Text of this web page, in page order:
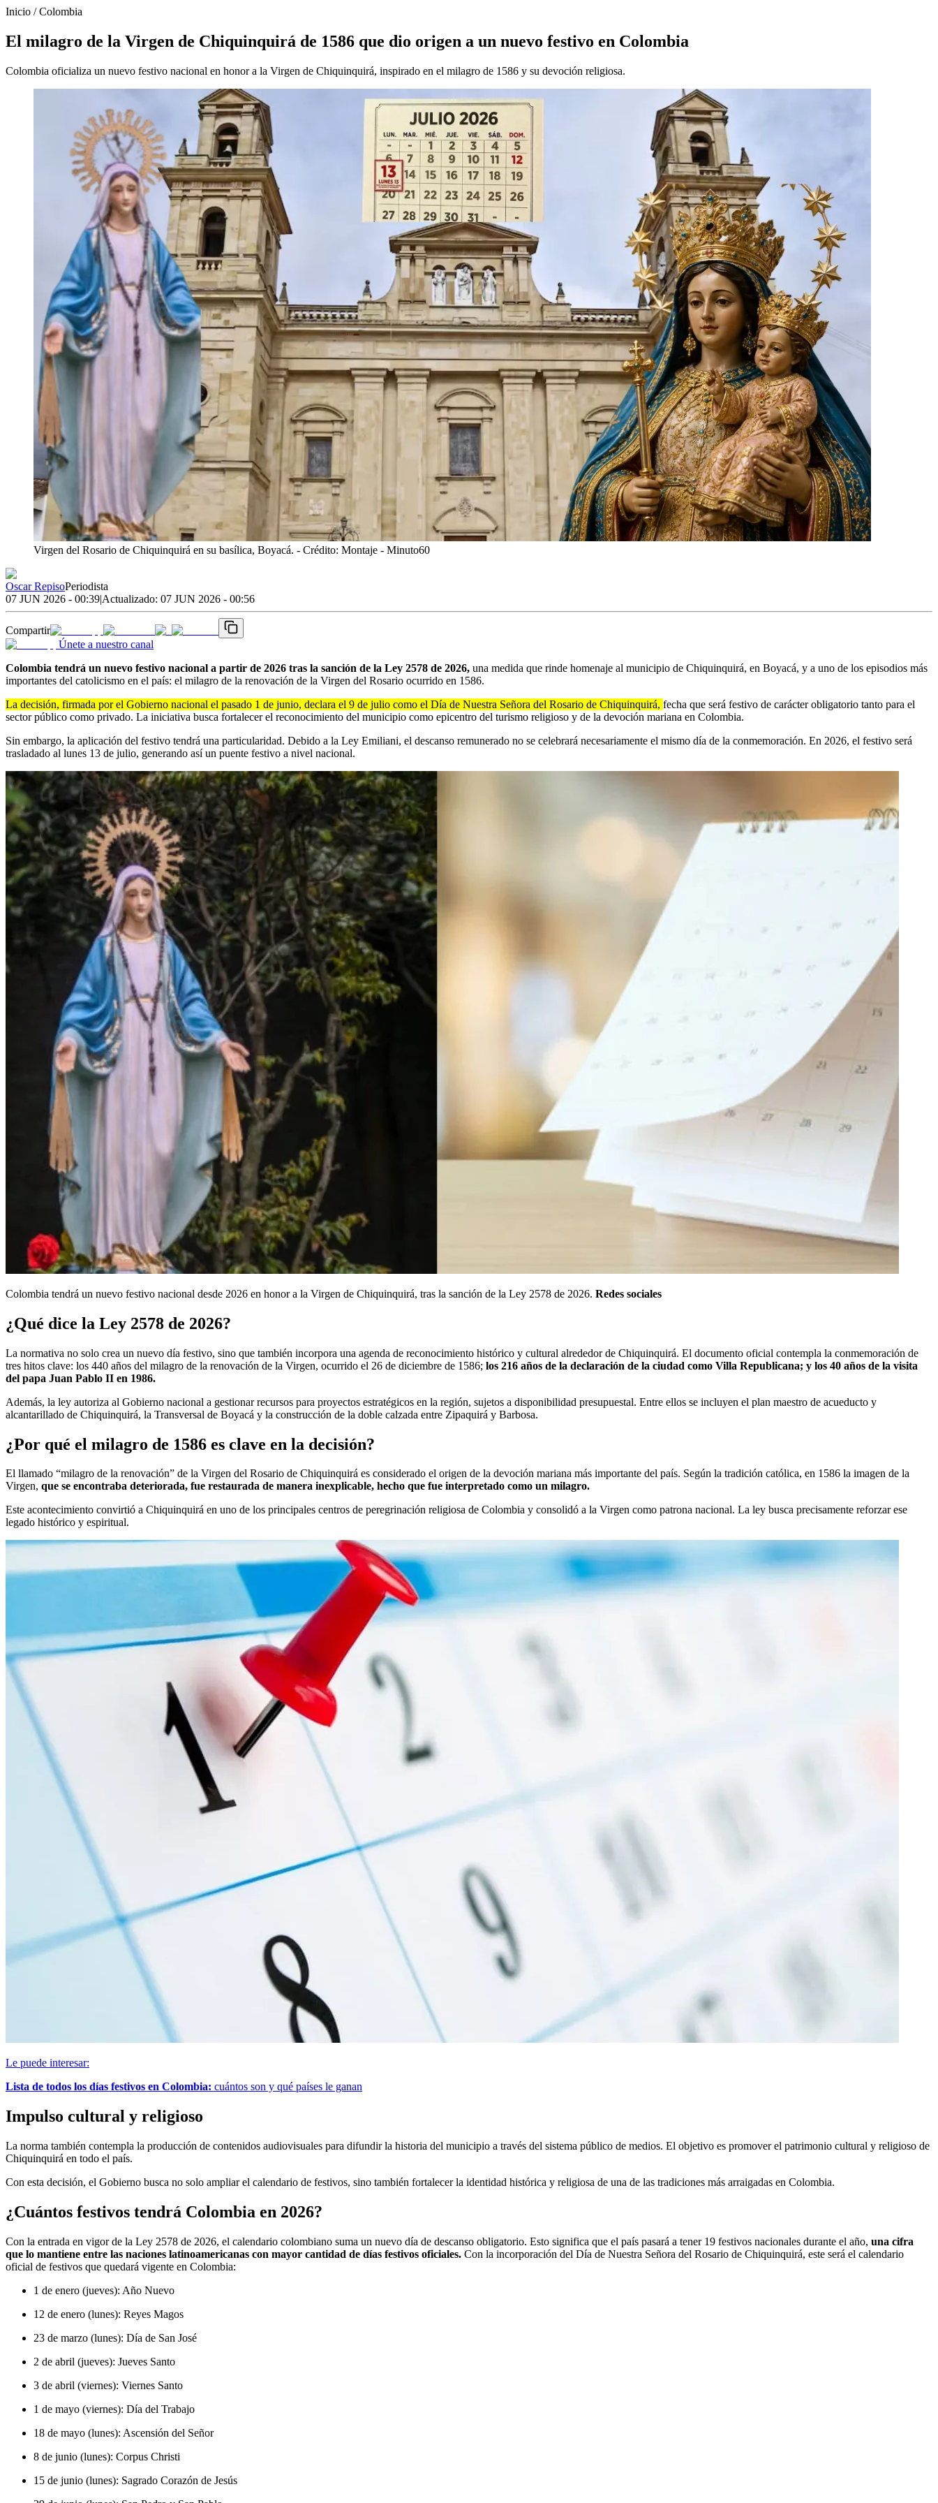
Inicio /Colombia
El milagro de la Virgen de Chiquinquirá de 1586 que dio origen a un nuevo festivo en Colombia
Colombia oficializa un nuevo festivo nacional en honor a la Virgen de Chiquinquirá, inspirado en el milagro de 1586 y su devoción religiosa.
Virgen del Rosario de Chiquinquirá en su basílica, Boyacá. - Crédito: Montaje - Minuto60
Oscar RepisoPeriodista
07 JUN 2026 - 00:39|Actualizado: 07 JUN 2026 - 00:56
Compartir
Únete a nuestro canal
Colombia tendrá un nuevo festivo nacional a partir de 2026 tras la sanción de la Ley 2578 de 2026, una medida que rinde homenaje al municipio de Chiquinquirá, en Boyacá, y a uno de los episodios más
importantes del catolicismo en el país: el milagro de la renovación de la Virgen del Rosario ocurrido en 1586.
La decisión, firmada por el Gobierno nacional el pasado 1 de junio, declara el 9 de julio como el Día de Nuestra Señora del Rosario de Chiquinquirá, fecha que será festivo de carácter obligatorio tanto para el
sector público como privado. La iniciativa busca fortalecer el reconocimiento del municipio como epicentro del turismo religioso y de la devoción mariana en Colombia.
Sin embargo, la aplicación del festivo tendrá una particularidad. Debido a la Ley Emiliani, el descanso remunerado no se celebrará necesariamente el mismo día de la conmemoración. En 2026, el festivo será
trasladado al lunes 13 de julio, generando así un puente festivo a nivel nacional.
Colombia tendrá un nuevo festivo nacional desde 2026 en honor a la Virgen de Chiquinquirá, tras la sanción de la Ley 2578 de 2026. Redes sociales
¿Qué dice la Ley 2578 de 2026?
La normativa no solo crea un nuevo día festivo, sino que también incorpora una agenda de reconocimiento histórico y cultural alrededor de Chiquinquirá. El documento oficial contempla la conmemoración de
tres hitos clave: los 440 años del milagro de la renovación de la Virgen, ocurrido el 26 de diciembre de 1586; los 216 años de la declaración de la ciudad como Villa Republicana; y los 40 años de la visita
del papa Juan Pablo II en 1986.
Además, la ley autoriza al Gobierno nacional a gestionar recursos para proyectos estratégicos en la región, sujetos a disponibilidad presupuestal. Entre ellos se incluyen el plan maestro de acueducto y
alcantarillado de Chiquinquirá, la Transversal de Boyacá y la construcción de la doble calzada entre Zipaquirá y Barbosa.
¿Por qué el milagro de 1586 es clave en la decisión?
El llamado “milagro de la renovación” de la Virgen del Rosario de Chiquinquirá es considerado el origen de la devoción mariana más importante del país. Según la tradición católica, en 1586 la imagen de la
Virgen, que se encontraba deteriorada, fue restaurada de manera inexplicable, hecho que fue interpretado como un milagro.
Este acontecimiento convirtió a Chiquinquirá en uno de los principales centros de peregrinación religiosa de Colombia y consolidó a la Virgen como patrona nacional. La ley busca precisamente reforzar ese
legado histórico y espiritual.
Le puede interesar:
Lista de todos los días festivos en Colombia: cuántos son y qué países le ganan
Impulso cultural y religioso
La norma también contempla la producción de contenidos audiovisuales para difundir la historia del municipio a través del sistema público de medios. El objetivo es promover el patrimonio cultural y religioso de
Chiquinquirá en todo el país.
Con esta decisión, el Gobierno busca no solo ampliar el calendario de festivos, sino también fortalecer la identidad histórica y religiosa de una de las tradiciones más arraigadas en Colombia.
¿Cuántos festivos tendrá Colombia en 2026?
Con la entrada en vigor de la Ley 2578 de 2026, el calendario colombiano suma un nuevo día de descanso obligatorio. Esto significa que el país pasará a tener 19 festivos nacionales durante el año, una cifra
que lo mantiene entre las naciones latinoamericanas con mayor cantidad de días festivos oficiales. Con la incorporación del Día de Nuestra Señora del Rosario de Chiquinquirá, este será el calendario
oficial de festivos que quedará vigente en Colombia:
1 de enero (jueves): Año Nuevo
12 de enero (lunes): Reyes Magos
23 de marzo (lunes): Día de San José
2 de abril (jueves): Jueves Santo
3 de abril (viernes): Viernes Santo
1 de mayo (viernes): Día del Trabajo
18 de mayo (lunes): Ascensión del Señor
8 de junio (lunes): Corpus Christi
15 de junio (lunes): Sagrado Corazón de Jesús